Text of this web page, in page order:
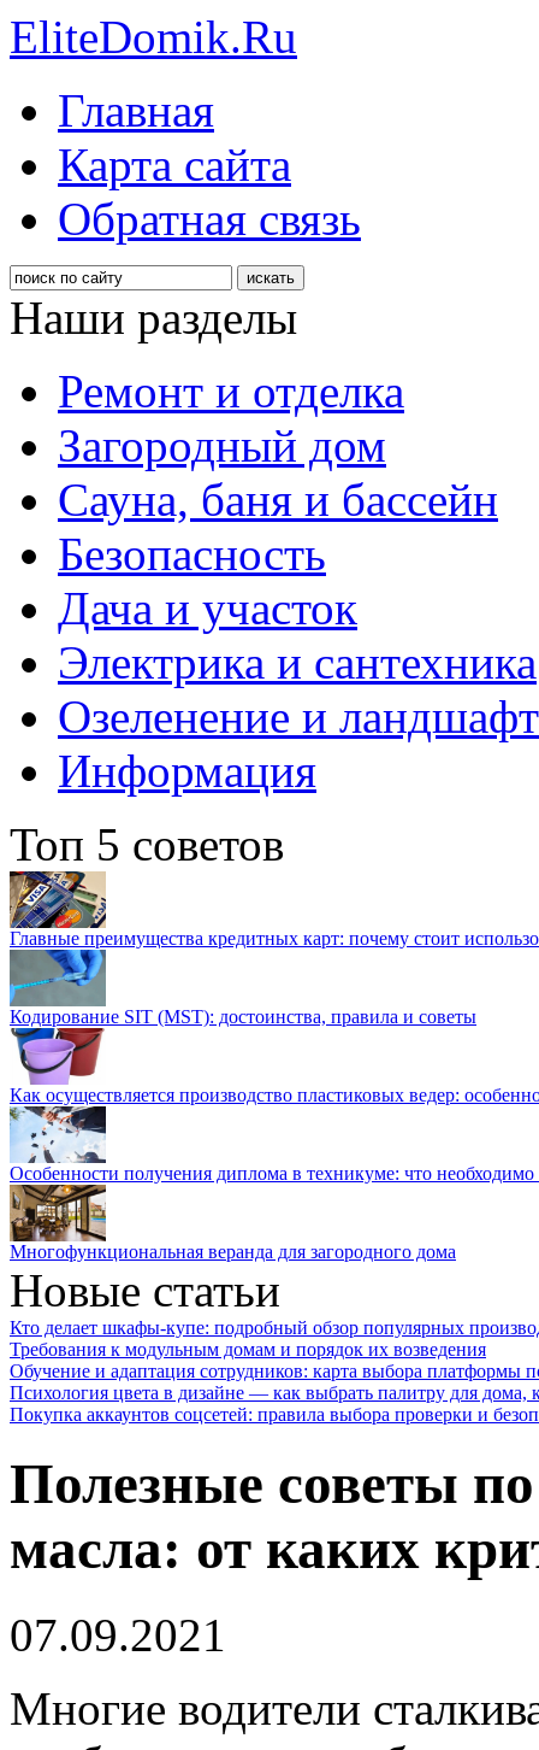
EliteDomik.Ru
Главная
Карта сайта
Обратная связь
Наши разделы
Ремонт и отделка
Загородный дом
Сауна, баня и бассейн
Безопасность
Дача и участок
Электрика и сантехника
Озеленение и
Информация
Топ 5 советов
Главные преимущества кредитных карт: почему стоит
Кодирование SIT (MST): достоинства, правила и советы
Как осуществляется производство пластиковых ведер:
Особенности получения диплома в техникуме: что необходимо
Многофункциональная веранда для загородного дома
Новые статьи
Кто делает шкафы-купе: подробный обзор популярных
Требования к модульным домам и порядок их возведения
Обучение и адаптация сотрудников: карта выбора платформы
Психология цвета в дизайне — как выбрать палитру для дома,
Покупка аккаунтов соцсетей: правила выбора проверки и
Полезные советы
масла: от каких
07.09.2021
Многие водители